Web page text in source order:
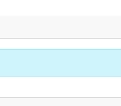
冷やしそば 唐人そば 創作そば その他